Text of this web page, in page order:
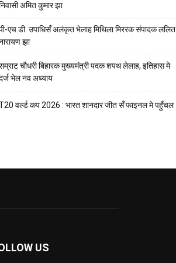
अमित कुमार झा
एच.डी. उपाधिसँ अलंकृत भेलाह मिथिला मिररक संपादक ललित
झा
चौधरी बिहारक मुख्यमंत्री पदक शपथ लेलाह, इतिहास मे
भेल नव अध्याय
वर्ल्ड कप 2026 : भारत शानदार जीत सँ फाइनल मे पहुँचल
US